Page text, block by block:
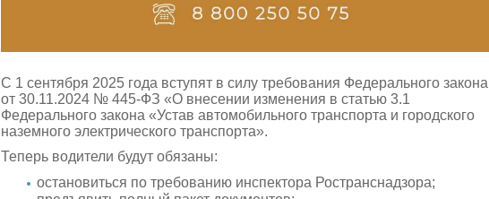
С 1 сентября 2025 года вступят в силу требования Федерального закона
от 30.11.2024 № 445-ФЗ «О внесении изменения в статью 3.1
Федерального закона «Устав автомобильного транспорта и городского
наземного электрического транспорта».
Теперь водители будут обязаны:
остановиться по требованию инспектора Ространснадзора;